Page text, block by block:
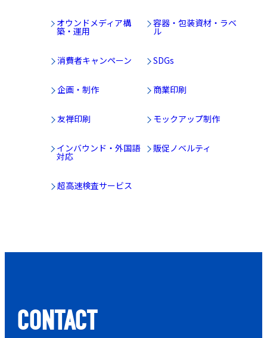
オウンドメディア構
築・運用
容器・包装資材・ラベ
ル
消費者キャンペーン SDGs
企画・制作 商業印刷
友禅印刷 モックアップ制作
インバウンド・外国語
対応
販促ノベルティ
超高速検査サービス
CONTACT